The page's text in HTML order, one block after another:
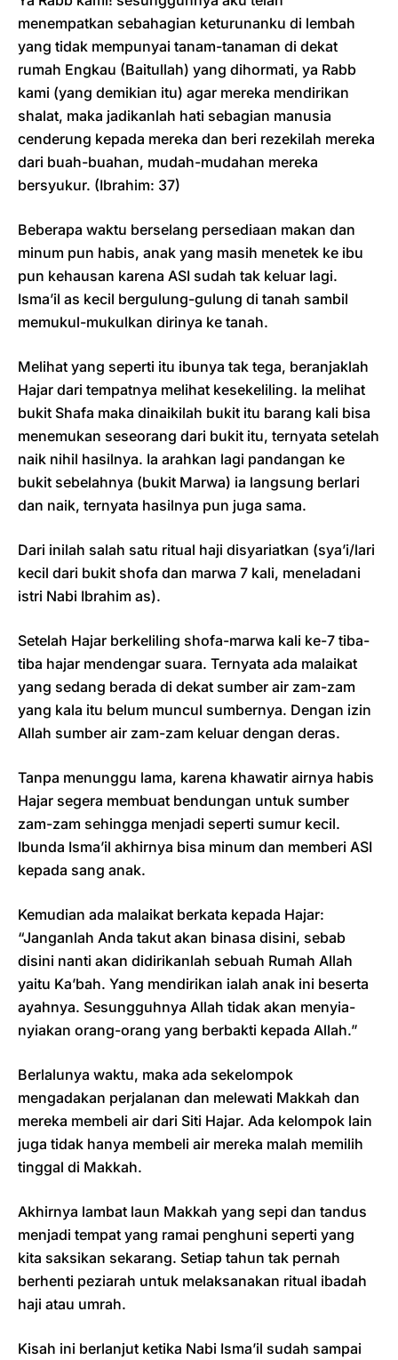
menempatkan sebahagian keturunanku di lembah
yang tidak mempunyai tanam-tanaman di dekat
rumah Engkau (Baitullah) yang dihormati, ya Rabb
kami (yang demikian itu) agar mereka mendirikan
shalat, maka jadikanlah hati sebagian manusia
cenderung kepada mereka dan beri rezekilah mereka
dari buah-buahan, mudah-mudahan mereka
bersyukur. (Ibrahim: 37)
Beberapa waktu berselang persediaan makan dan
minum pun habis, anak yang masih menetek ke ibu
pun kehausan karena ASI sudah tak keluar lagi.
Isma’il as kecil bergulung-gulung di tanah sambil
memukul-mukulkan dirinya ke tanah.
Melihat yang seperti itu ibunya tak tega, beranjaklah
Hajar dari tempatnya melihat kesekeliling. Ia melihat
bukit Shafa maka dinaikilah bukit itu barang kali bisa
menemukan seseorang dari bukit itu, ternyata setelah
naik nihil hasilnya. Ia arahkan lagi pandangan ke
bukit sebelahnya (bukit Marwa) ia langsung berlari
dan naik, ternyata hasilnya pun juga sama.
Dari inilah salah satu ritual haji disyariatkan (sya’i/lari
kecil dari bukit shofa dan marwa 7 kali, meneladani
istri Nabi Ibrahim as).
Setelah Hajar berkeliling shofa-marwa kali ke-7 tiba-
tiba hajar mendengar suara. Ternyata ada malaikat
yang sedang berada di dekat sumber air zam-zam
yang kala itu belum muncul sumbernya. Dengan izin
Allah sumber air zam-zam keluar dengan deras.
Tanpa menunggu lama, karena khawatir airnya habis
Hajar segera membuat bendungan untuk sumber
zam-zam sehingga menjadi seperti sumur kecil.
Ibunda Isma’il akhirnya bisa minum dan memberi ASI
kepada sang anak.
Kemudian ada malaikat berkata kepada Hajar:
“Janganlah Anda takut akan binasa disini, sebab
disini nanti akan didirikanlah sebuah Rumah Allah
yaitu Ka’bah. Yang mendirikan ialah anak ini beserta
ayahnya. Sesungguhnya Allah tidak akan menyia-
nyiakan orang-orang yang berbakti kepada Allah.”
Berlalunya waktu, maka ada sekelompok
mengadakan perjalanan dan melewati Makkah dan
mereka membeli air dari Siti Hajar. Ada kelompok lain
juga tidak hanya membeli air mereka malah memilih
tinggal di Makkah.
Akhirnya lambat laun Makkah yang sepi dan tandus
menjadi tempat yang ramai penghuni seperti yang
kita saksikan sekarang. Setiap tahun tak pernah
berhenti peziarah untuk melaksanakan ritual ibadah
haji atau umrah.
Kisah ini berlanjut ketika Nabi Isma’il sudah sampai